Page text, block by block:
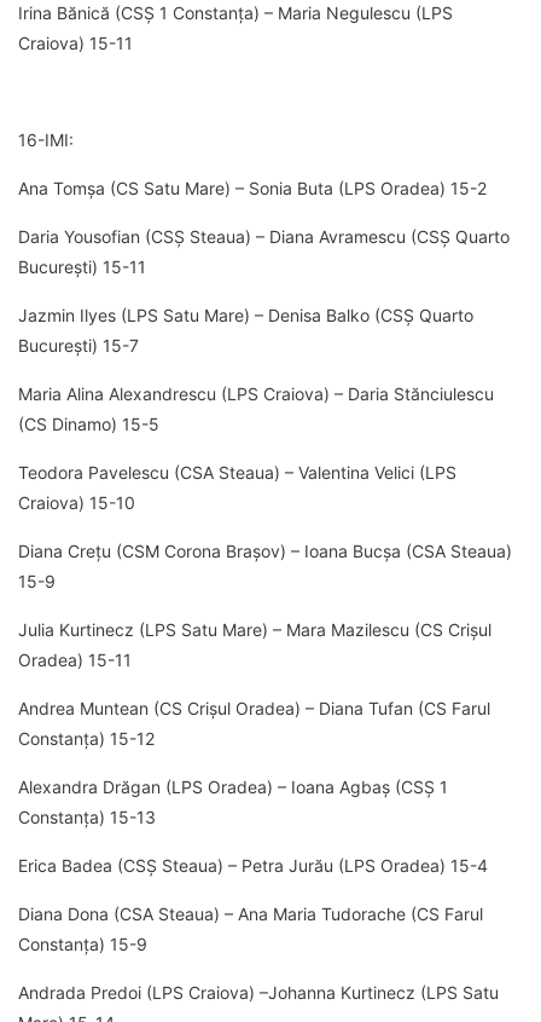
Irina Bănică (CSȘ 1 Constanța) – Maria Negulescu (LPS
Craiova) 15-11
16-IMI:
Ana Tomșa (CS Satu Mare) – Sonia Buta (LPS Oradea) 15-2
Daria Yousofian (CSȘ Steaua) – Diana Avramescu (CSȘ Quarto
București) 15-11
Jazmin Ilyes (LPS Satu Mare) – Denisa Balko (CSȘ Quarto
București) 15-7
Maria Alina Alexandrescu (LPS Craiova) – Daria Stănciulescu
(CS Dinamo) 15-5
Teodora Pavelescu (CSA Steaua) – Valentina Velici (LPS
Craiova) 15-10
Diana Crețu (CSM Corona Brașov) – Ioana Bucșa (CSA Steaua)
15-9
Julia Kurtinecz (LPS Satu Mare) – Mara Mazilescu (CS Crișul
Oradea) 15-11
Andrea Muntean (CS Crișul Oradea) – Diana Tufan (CS Farul
Constanța) 15-12
Alexandra Drăgan (LPS Oradea) – Ioana Agbaș (CSȘ 1
Constanța) 15-13
Erica Badea (CSȘ Steaua) – Petra Jurău (LPS Oradea) 15-4
Diana Dona (CSA Steaua) – Ana Maria Tudorache (CS Farul
Constanța) 15-9
Andrada Predoi (LPS Craiova) –Johanna Kurtinecz (LPS Satu